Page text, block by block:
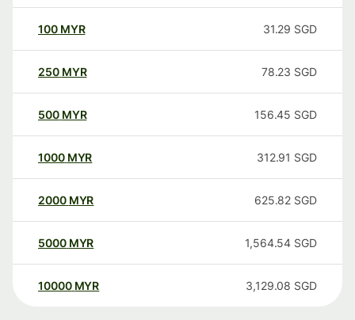
100 MYR 31.29 SGD
250 MYR 78.23 SGD
500 MYR 156.45 SGD
1000 MYR 312.91 SGD
2000 MYR 625.82 SGD
5000 MYR 1,564.54 SGD
10000 MYR 3,129.08 SGD